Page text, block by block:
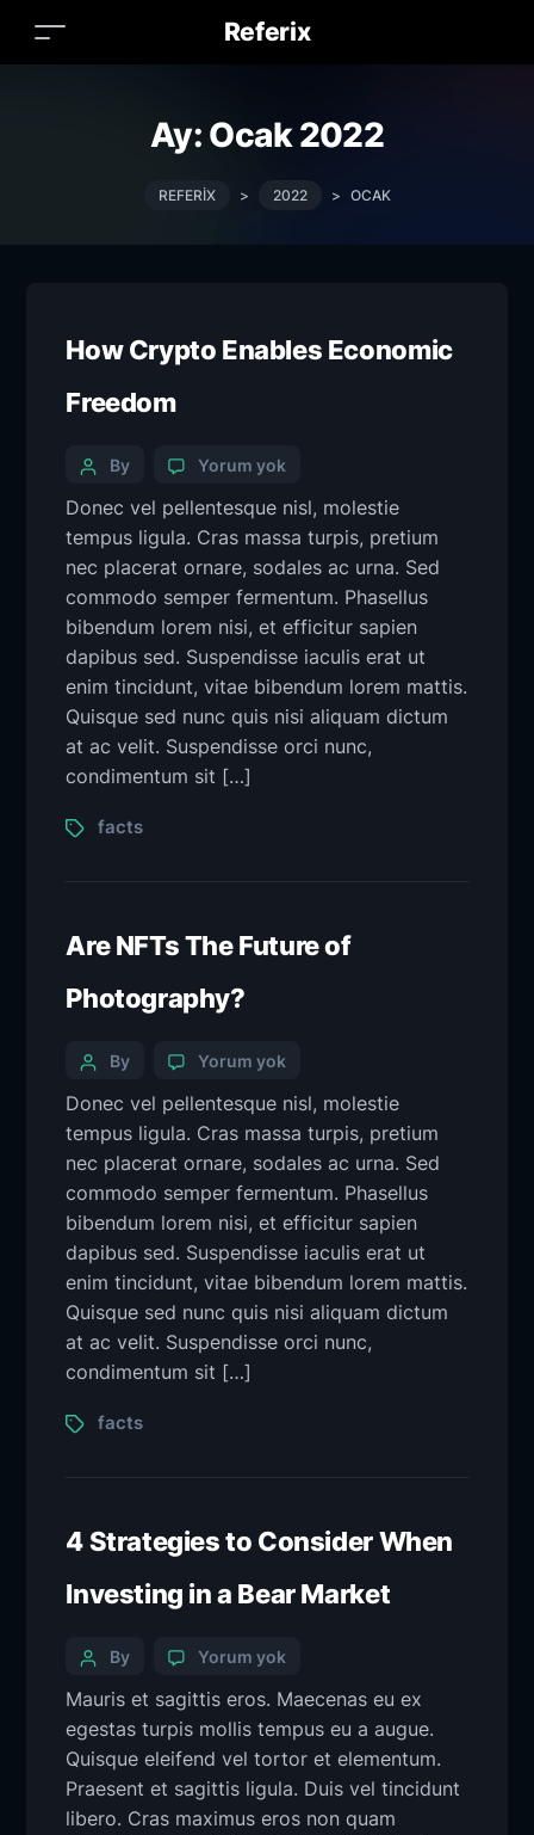
Referix
Ay: Ocak 2022
REFERIX > 2022 > OCAK
How Crypto Enables Economic
Freedom
By Yorum yok
Donec vel pellentesque nisl, molestie
tempus ligula. Cras massa turpis, pretium
nec placerat ornare, sodales ac urna. Sed
commodo semper fermentum. Phasellus
bibendum lorem nisi, et efficitur sapien
dapibus sed. Suspendisse iaculis erat ut
enim tincidunt, vitae bibendum lorem mattis.
Quisque sed nunc quis nisi aliquam dictum
at ac velit. Suspendisse orci nunc,
condimentum sit […]
facts
Are NFTs The Future of
Photography?
By Yorum yok
Donec vel pellentesque nisl, molestie
tempus ligula. Cras massa turpis, pretium
nec placerat ornare, sodales ac urna. Sed
commodo semper fermentum. Phasellus
bibendum lorem nisi, et efficitur sapien
dapibus sed. Suspendisse iaculis erat ut
enim tincidunt, vitae bibendum lorem mattis.
Quisque sed nunc quis nisi aliquam dictum
at ac velit. Suspendisse orci nunc,
condimentum sit […]
facts
4 Strategies to Consider When
Investing in a Bear Market
By Yorum yok
Mauris et sagittis eros. Maecenas eu ex
egestas turpis mollis tempus eu a augue.
Quisque eleifend vel tortor et elementum.
Praesent et sagittis ligula. Duis vel tincidunt
libero. Cras maximus eros non quam